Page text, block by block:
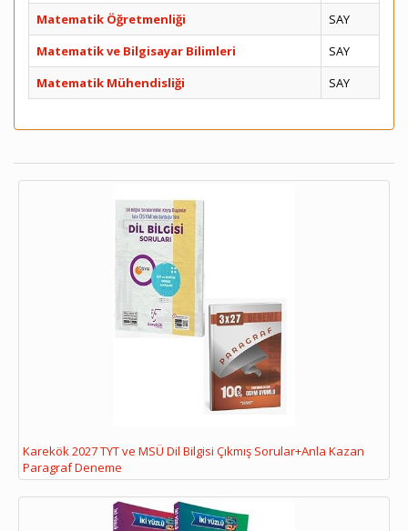
Matematik Öğretmenliği
SAY
Matematik ve Bilgisayar Bilimleri
SAY
Matematik Mühendisliği
SAY
Karekök 2027 TYT ve MSÜ Dil Bilgisi Çıkmış Sorular+Anla Kazan
Paragraf Deneme